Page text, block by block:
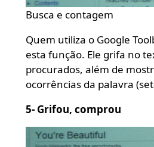
Busca e contagem
Quem utiliza o Google
esta função. Ele grifa no
procurados, além de
ocorrências da palavra
5- Grifou, comprou